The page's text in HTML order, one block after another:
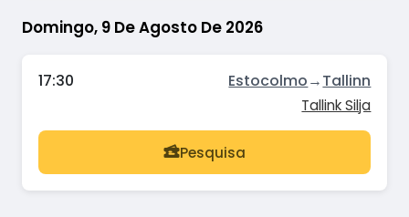
Domingo, 9 De Agosto De 2026
17:30 Estocolmo→Tallinn
Tallink Silja
Pesquisa